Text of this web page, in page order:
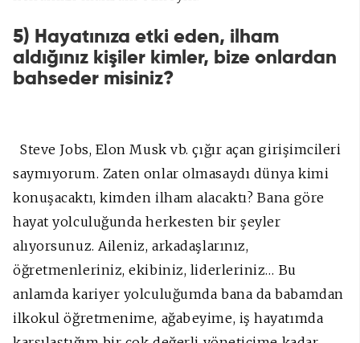
5) Hayatınıza etki eden, ilham
aldığınız kişiler kimler, bize onlardan
bahseder misiniz?
Steve Jobs, Elon Musk vb. çığır açan girişimcileri
saymıyorum. Zaten onlar olmasaydı dünya kimi
konuşacaktı, kimden ilham alacaktı? Bana göre
hayat yolculuğunda herkesten bir şeyler
alıyorsunuz. Aileniz, arkadaşlarınız,
öğretmenleriniz, ekibiniz, liderleriniz… Bu
anlamda kariyer yolculuğumda bana da babamdan
ilkokul öğretmenime, ağabeyime, iş hayatımda